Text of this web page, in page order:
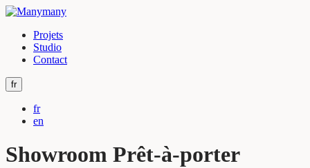
Projets
Studio
Contact
fr
fr
en
Showroom Prêt-à-porter